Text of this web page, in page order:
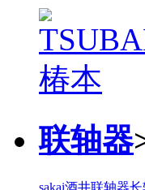
联轴器